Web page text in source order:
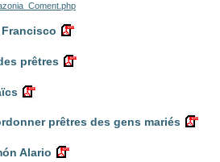
prêtres
prêtres des gens mariés
Alario